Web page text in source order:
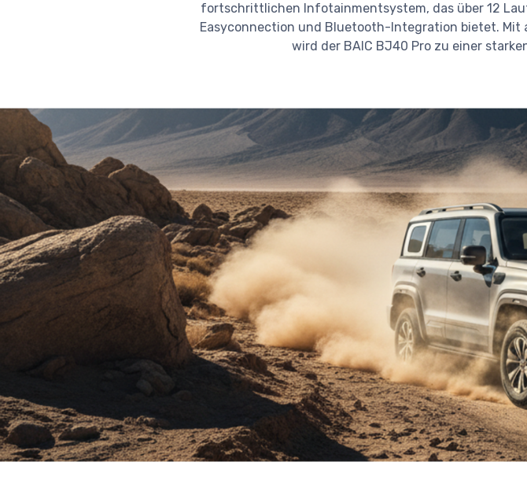
fortschrittlichen Infotainmentsystem, das über 12
Easyconnection und Bluetooth-Integration bietet. Mit
wird der BAIC BJ40 Pro zu einer